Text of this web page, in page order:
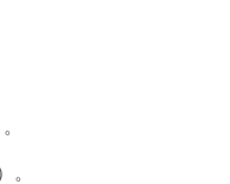
。